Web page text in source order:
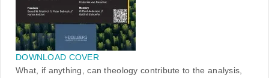
DOWNLOAD COVER
What, if anything, can theology contribute to the analysis,